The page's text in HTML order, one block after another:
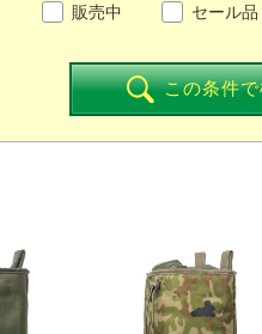
販売中 セール品
この条件